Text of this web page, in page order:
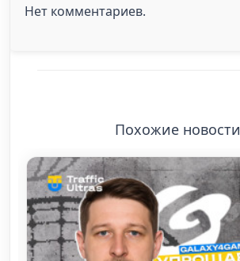
Нет комментариев.
Похожие новости